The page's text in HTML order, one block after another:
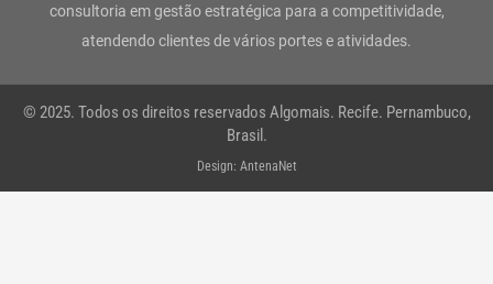
r
a
m
o
k
-
r
i
n
e
p
consultoria em gestão estratégica para a competitividade,
atendendo clientes de vários portes e atividades.
© 2025. Todos os direitos reservados Algomais. Recife. Pernambuco,
Brasil.
Design: AntenaNet